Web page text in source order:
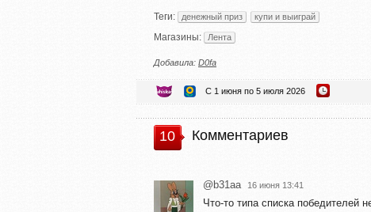
Теги: денежный приз купи и выиграй
Магазины: Лента
Добавила: D0fa
С 1 июня по 5 июля 2026
10 Комментариев
@b31aa 16 июня 13:41
Что-то типа списка победителей